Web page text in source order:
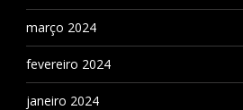
março 2024
fevereiro 2024
janeiro 2024